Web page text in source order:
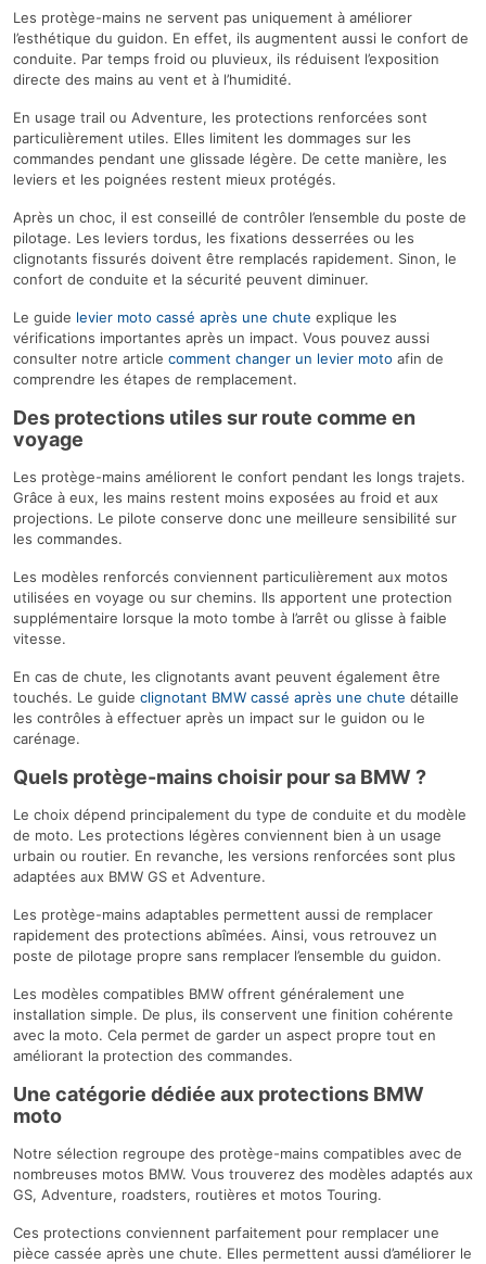
Les protège-mains ne servent pas uniquement à améliorer
l’esthétique du guidon. En effet, ils augmentent aussi le confort de
conduite. Par temps froid ou pluvieux, ils réduisent l’exposition
directe des mains au vent et à l’humidité.
En usage trail ou Adventure, les protections renforcées sont
particulièrement utiles. Elles limitent les dommages sur les
commandes pendant une glissade légère. De cette manière, les
leviers et les poignées restent mieux protégés.
Après un choc, il est conseillé de contrôler l’ensemble du poste de
pilotage. Les leviers tordus, les fixations desserrées ou les
clignotants fissurés doivent être remplacés rapidement. Sinon, le
confort de conduite et la sécurité peuvent diminuer.
Le guide levier moto cassé après une chute explique les
vérifications importantes après un impact. Vous pouvez aussi
consulter notre article comment changer un levier moto afin de
comprendre les étapes de remplacement.
Des protections utiles sur route comme en
voyage
Les protège-mains améliorent le confort pendant les longs trajets.
Grâce à eux, les mains restent moins exposées au froid et aux
projections. Le pilote conserve donc une meilleure sensibilité sur
les commandes.
Les modèles renforcés conviennent particulièrement aux motos
utilisées en voyage ou sur chemins. Ils apportent une protection
supplémentaire lorsque la moto tombe à l’arrêt ou glisse à faible
vitesse.
En cas de chute, les clignotants avant peuvent également être
touchés. Le guide clignotant BMW cassé après une chute détaille
les contrôles à effectuer après un impact sur le guidon ou le
carénage.
Quels protège-mains choisir pour sa BMW ?
Le choix dépend principalement du type de conduite et du modèle
de moto. Les protections légères conviennent bien à un usage
urbain ou routier. En revanche, les versions renforcées sont plus
adaptées aux BMW GS et Adventure.
Les protège-mains adaptables permettent aussi de remplacer
rapidement des protections abîmées. Ainsi, vous retrouvez un
poste de pilotage propre sans remplacer l’ensemble du guidon.
Les modèles compatibles BMW offrent généralement une
installation simple. De plus, ils conservent une finition cohérente
avec la moto. Cela permet de garder un aspect propre tout en
améliorant la protection des commandes.
Une catégorie dédiée aux protections BMW
moto
Notre sélection regroupe des protège-mains compatibles avec de
nombreuses motos BMW. Vous trouverez des modèles adaptés aux
GS, Adventure, roadsters, routières et motos Touring.
Ces protections conviennent parfaitement pour remplacer une
pièce cassée après une chute. Elles permettent aussi d’améliorer le